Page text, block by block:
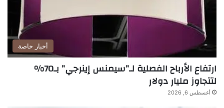
أخبار خاصة
ارتفاع الأرباح الفصلية لـ”سيمنس إينرجي” بـ70%
لتتجاوز مليار دولار
أغسطس 6, 2026